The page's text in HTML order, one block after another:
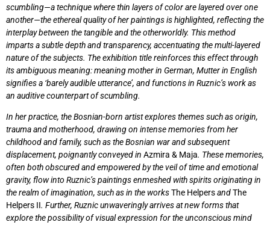
scumbling—a technique where thin layers of color are layered over one
another—the ethereal quality of her paintings is highlighted, reflecting the
interplay between the tangible and the otherworldly. This method
imparts a subtle depth and transparency, accentuating the multi-layered
nature of the subjects. The exhibition title reinforces this effect through
its ambiguous meaning: meaning mother in German, Mutter in English
signifies a ‘barely audible utterance’, and functions in Ruznic’s work as
an auditive counterpart of scumbling.
In her practice, the Bosnian-born artist explores themes such as origin,
trauma and motherhood, drawing on intense memories from her
childhood and family, such as the Bosnian war and subsequent
displacement, poignantly conveyed in Azmira & Maja. These memories,
often both obscured and empowered by the veil of time and emotional
gravity, flow into Ruznic’s paintings enmeshed with spirits originating in
the realm of imagination, such as in the worksThe HelpersandThe
Helpers II. Further, Ruznic unwaveringly arrives at new forms that
explore the possibility of visual expression for the unconscious mind